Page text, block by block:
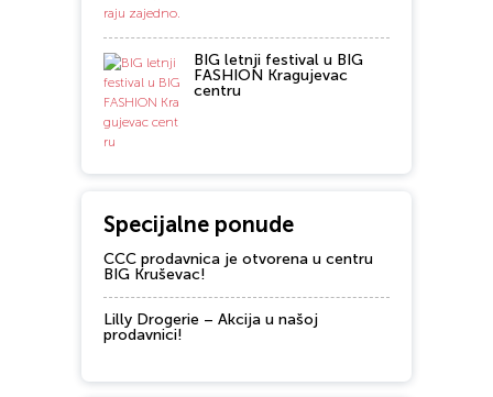
BIG letnji festival u BIG
FASHION Kragujevac
centru
Specijalne ponude
CCC prodavnica je otvorena u centru
BIG Kruševac!
Lilly Drogerie – Akcija u našoj
prodavnici!